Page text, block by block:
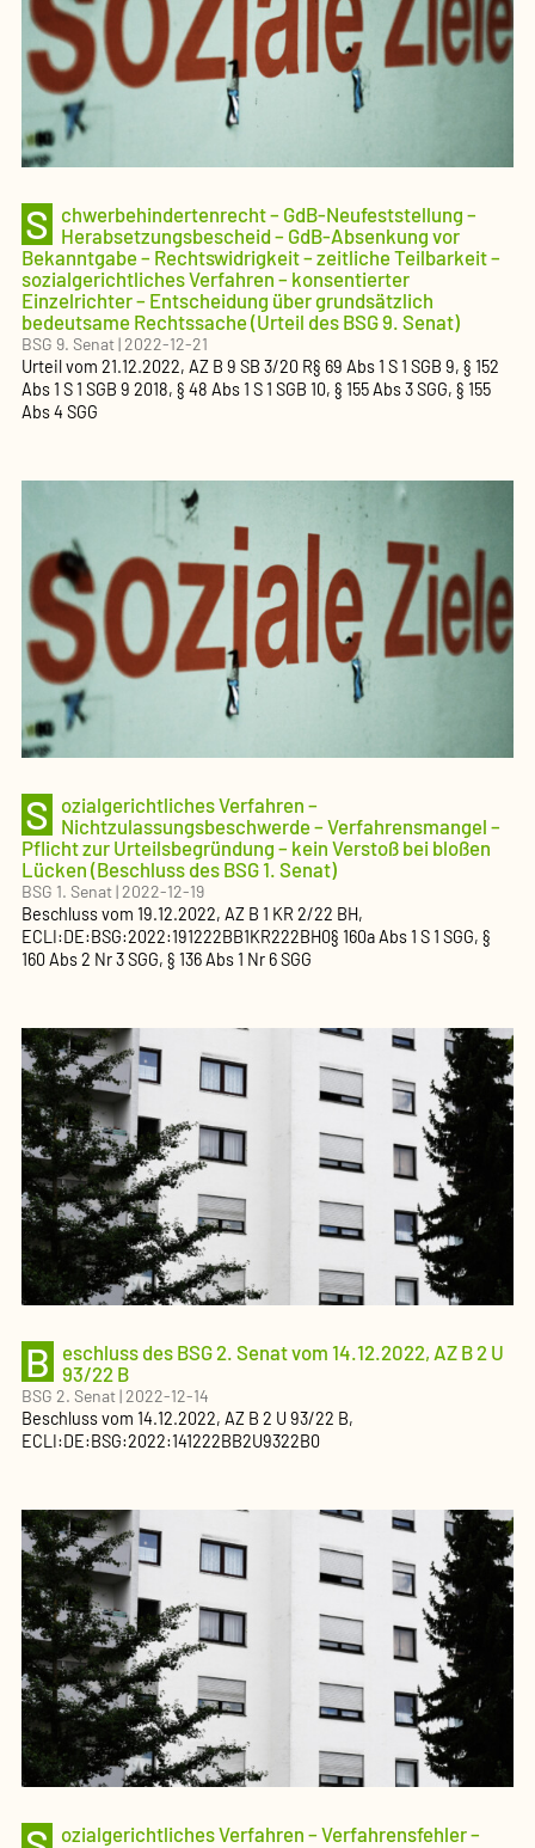
S
chwerbehindertenrecht – GdB-Neufeststellung –
Herabsetzungsbescheid – GdB-Absenkung vor
Bekanntgabe – Rechtswidrigkeit – zeitliche Teilbarkeit –
sozialgerichtliches Verfahren – konsentierter
Einzelrichter – Entscheidung über grundsätzlich
bedeutsame Rechtssache (Urteil des BSG 9. Senat)
BSG 9. Senat|2022-12-21
Urteilvom 21.12.2022, AZ B 9 SB 3/20 R§ 69 Abs 1 S 1 SGB 9, § 152
Abs 1 S 1 SGB 9 2018, § 48 Abs 1 S 1 SGB 10, § 155 Abs 3 SGG, § 155
Abs 4 SGG
S
ozialgerichtliches Verfahren –
Nichtzulassungsbeschwerde – Verfahrensmangel –
Pflicht zur Urteilsbegründung – kein Verstoß bei bloßen
Lücken (Beschluss des BSG 1. Senat)
BSG 1. Senat|2022-12-19
Beschlussvom 19.12.2022, AZ B 1 KR 2/22 BH,
ECLI:DE:BSG:2022:191222BB1KR222BH0§ 160a Abs 1 S 1 SGG, §
160 Abs 2 Nr 3 SGG, § 136 Abs 1 Nr 6 SGG
B
eschluss des BSG 2. Senat vom 14.12.2022, AZ B 2 U
93/22 B
BSG 2. Senat|2022-12-14
Beschlussvom 14.12.2022, AZ B 2 U 93/22 B,
ECLI:DE:BSG:2022:141222BB2U9322B0
ozialgerichtliches Verfahren – Verfahrensfehler –